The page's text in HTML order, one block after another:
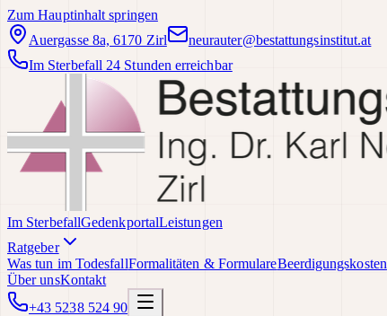
Zum Hauptinhalt springen
Auergasse 8a, 6170 Zirl
neurauter@bestattungsinstitut.at
Im Sterbefall 24 Stunden erreichbar
Im SterbefallGedenkportalLeistungen
Ratgeber
Was tun im TodesfallFormalitäten & FormulareBeerdigungskosten
Über unsKontakt
+43 5238 524 90